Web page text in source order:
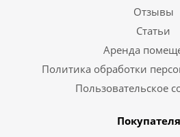
Отзывы
Статьи
Аренда
Политика обработки
Пользовательское